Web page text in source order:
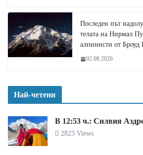
Последен път
телата на Нирмал
алпинисти от
02.08.2026
Най-четени
В 12:53 ч.: Силвия
2823 Views